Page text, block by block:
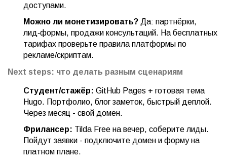
доступами.
Можно ли монетизировать? Да: партнёрки,
лид‑формы, продажи консультаций. На бесплатных
тарифах проверьте правила платформы по
рекламе/скриптам.
Next steps: что делать разным сценариям
Студент/стажёр: GitHub Pages + готовая тема
Hugo. Портфолио, блог заметок, быстрый деплой.
Через месяц - свой домен.
Фрилансер: Tilda Free на вечер, соберите лиды.
Пойдут заявки - подключите домен и форму на
платном плане.